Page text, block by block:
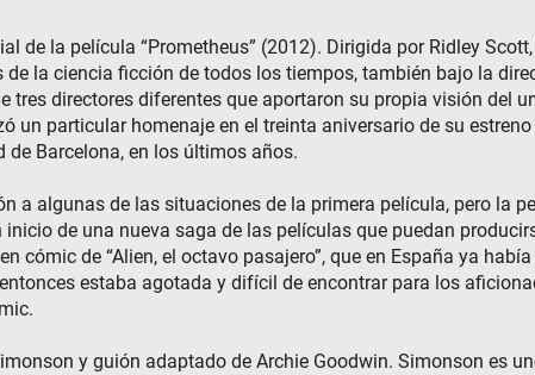
de la película “Prometheus” (2012). Dirigida por Ridley
la ciencia ficción de todos los tiempos, también bajo la
directores diferentes que aportaron su propia visión del
un particular homenaje en el treinta aniversario de su
de Barcelona, en los últimos años.
a algunas de las situaciones de la primera película, pero la
de una nueva saga de las películas que puedan
cómic de “Alien, el octavo pasajero”, que en España ya
estaba agotada y difícil de encontrar para los
y guión adaptado de Archie Goodwin. Simonson es